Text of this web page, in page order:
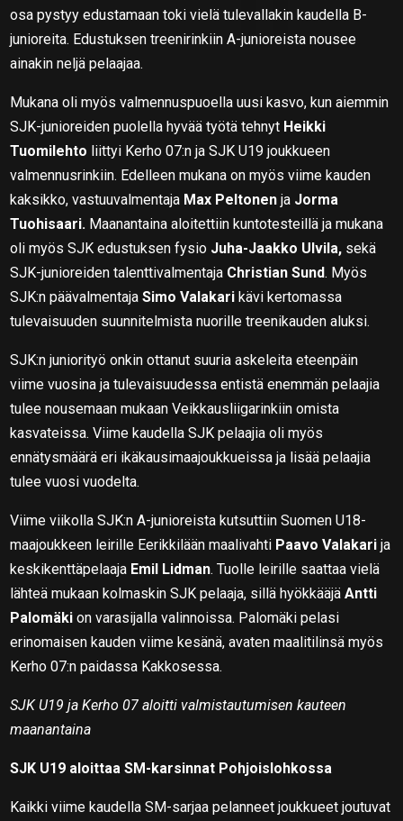
osa pystyy edustamaan toki vielä tulevallakin kaudella B-
junioreita. Edustuksen treenirinkiin A-junioreista nousee
ainakin neljä pelaajaa.
Mukana oli myös valmennuspuoella uusi kasvo, kun aiemmin
SJK-junioreiden puolella hyvää työtä tehnyt Heikki
Tuomilehto liittyi Kerho 07:n ja SJK U19 joukkueen
valmennusrinkiin. Edelleen mukana on myös viime kauden
kaksikko, vastuuvalmentaja Max Peltonen ja Jorma
Tuohisaari. Maanantaina aloitettiin kuntotesteillä ja mukana
oli myös SJK edustuksen fysio Juha-Jaakko Ulvila, sekä
SJK-junioreiden talenttivalmentaja Christian Sund. Myös
SJK:n päävalmentajaSimo Valakari kävi kertomassa
tulevaisuuden suunnitelmista nuorille treenikauden aluksi.
SJK:n juniorityö onkin ottanut suuria askeleita eteenpäin
viime vuosina ja tulevaisuudessa entistä enemmän pelaajia
tulee nousemaan mukaan Veikkausliigarinkiin omista
kasvateissa. Viime kaudella SJK pelaajia oli myös
ennätysmäärä eri ikäkausimaajoukkueissa ja lisää pelaajia
tulee vuosi vuodelta.
Viime viikolla SJK:n A-junioreista kutsuttiin Suomen U18-
maajoukkeen leirille Eerikkilään maalivahti Paavo Valakari ja
keskikenttäpelaaja Emil Lidman. Tuolle leirille saattaa vielä
lähteä mukaan kolmaskin SJK pelaaja, sillä hyökkääjäAntti
Palomäki on varasijalla valinnoissa. Palomäki pelasi
erinomaisen kauden viime kesänä, avaten maalitilinsä myös
Kerho 07:n paidassa Kakkosessa.
SJK U19 ja Kerho 07 aloitti valmistautumisen kauteen
maanantaina
SJK U19 aloittaa SM-karsinnat Pohjoislohkossa
Kaikki viime kaudella SM-sarjaa pelanneet joukkueet joutuvat